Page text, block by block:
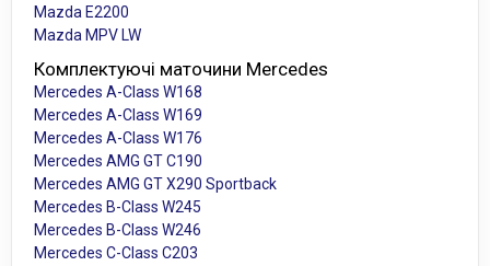
Mazda E2200
Mazda MPV LW
Комплектуючі маточини Mercedes
Mercedes A-Class W168
Mercedes A-Class W169
Mercedes A-Class W176
Mercedes AMG GT C190
Mercedes AMG GT X290 Sportback
Mercedes B-Class W245
Mercedes B-Class W246
Mercedes C-Class C203